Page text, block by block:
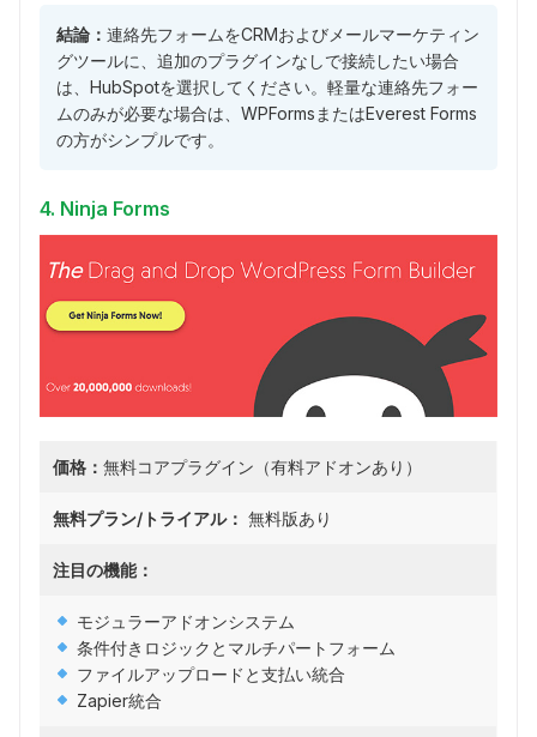
結論： 連絡先フォームをCRMおよびメールマーケティン
グツールに、追加のプラグインなしで接続したい場合
は、HubSpotを選択してください。軽量な連絡先フォー
ムのみが必要な場合は、WPFormsまたはEverest Forms
の方がシンプルです。
4. Ninja Forms
価格： 無料コアプラグイン（有料アドオンあり）
無料プラン/トライアル： 無料版あり
注目の機能：
モジュラーアドオンシステム
条件付きロジックとマルチパートフォーム
ファイルアップロードと支払い統合
Zapier統合